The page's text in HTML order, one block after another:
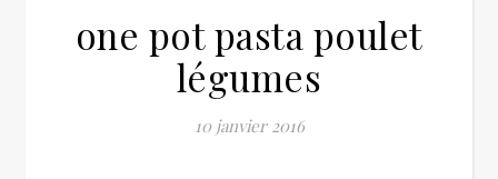
one pot pasta poulet
légumes
10 janvier 2016